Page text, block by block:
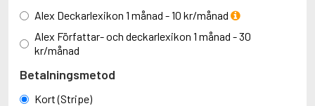
Alex Deckarlexikon 1 månad - 10 kr/månad
Alex Författar- och deckarlexikon 1 månad - 30
kr/månad
Betalningsmetod
Kort (Stripe)